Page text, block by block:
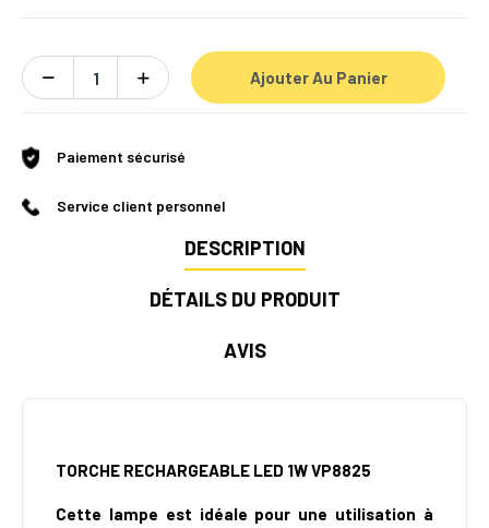
Ajouter Au Panier
Paiement sécurisé
Service client personnel
DESCRIPTION
DÉTAILS DU PRODUIT
AVIS
TORCHE RECHARGEABLE LED 1W VP8825
Cette lampe est idéale pour une utilisation à